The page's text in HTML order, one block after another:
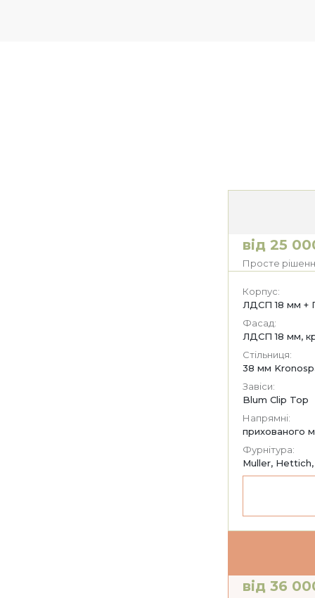
від 25
Просте
Корпус:
ЛДСП 18 мм +
Фасад:
ЛДСП 18 мм,
Стільниця:
38 мм
Завіси:
Blum Clip Top
Напрямні:
прихованого
Фурнітура:
Muller,
від 36